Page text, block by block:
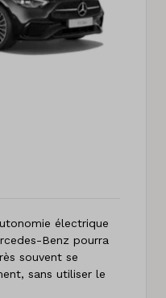
électrique
Benz pourra
souvent se
sans utiliser le